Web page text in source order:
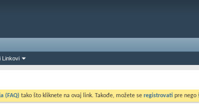
Linkovi
(FAQ) tako što kliknete na ovaj link. Takođe, možete se registrovati pre nego